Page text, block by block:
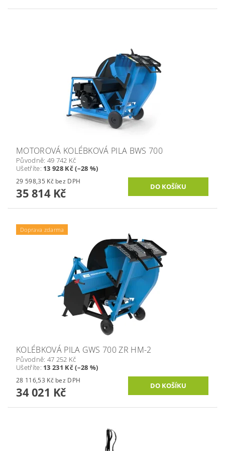
MOTOROVÁ KOLÉBKOVÁ PILA BWS 700
Původně: 49 742 Kč
Ušetříte: 13 928 Kč (–28 %)
29 598,35 Kč bez DPH
35 814 Kč
Doprava zdarma
KOLÉBKOVÁ PILA GWS 700 ZR HM-2
Původně: 47 252 Kč
Ušetříte: 13 231 Kč (–28 %)
28 116,53 Kč bez DPH
34 021 Kč